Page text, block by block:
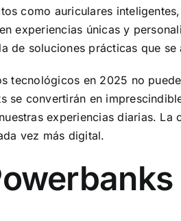
como auriculares
experiencias únicas y
de soluciones prácticas que
tecnológicos en 2025 no
se convertirán en
experiencias diarias.
vez más digital.